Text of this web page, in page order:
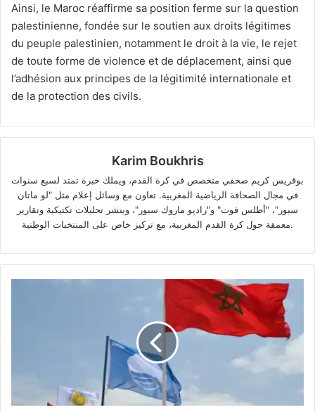
Ainsi, le Maroc réaffirme sa position ferme sur la question
palestinienne, fondée sur le soutien aux droits légitimes
du peuple palestinien, notamment le droit à la vie, le rejet
de toute forme de violence et de déplacement, ainsi que
l’adhésion aux principes de la légitimité internationale et
de la protection des civils.
Karim Boukhris
بوقريس كريم صحفي متخصص في كرة القدم، ويملك خبرة تمتد لسبع سنوات
في مجال الصحافة الرياضية المغربية. تعاون مع وسائل إعلام مثل "لو ماتان
سبور"، "أطلس فوت" و"راديو ماروك سبور"، وينشر تحليلات تكتيكية وتقارير
معمقة حول كرة القدم المغربية، مع تركيز خاص على المنتخبات الوطنية.
33